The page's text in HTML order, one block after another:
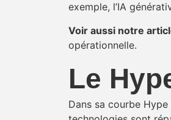
exemple, l’IA
Voir aussi notre
opérationnelle.
Le
Dans sa courbe